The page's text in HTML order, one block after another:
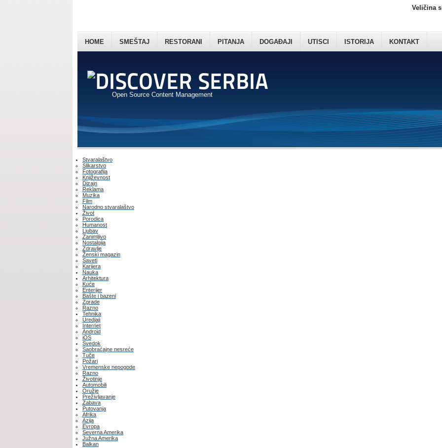
Open Source Content Management
HOME SMEŠTAJ RESTORANI PITANJA DOGAĐAJI UTISCI ISTORIJA KONTAKT
Veličina
Stvaralaštvo
Slikarstvo
Fotografija
Književnost
Dizajn
Reklama
Muzika
Film
Narodno stvaralaštvo
Život
Porodica
Humanost
Ljubav
Zanimljivo
Nostalgija
Zdravlje
Ženski magazin
Saveti
Karijera
Nauka
Arhitektura
Kuće
Enterijer
Bašte i bazeni
Zgrade
Razno
Tehnika
Uredjaji
Internet
Android
iOS
Svedok
Saobraćajne nesreće
Tuče
Požari
Vremenske nepogode
Razno
Životinje
Automobili
Oružje
Preživljavanje
Zabava
Putovanja
Afrika
Azija
Evropa
Severna Amerika
Južna Amerika
Balkan